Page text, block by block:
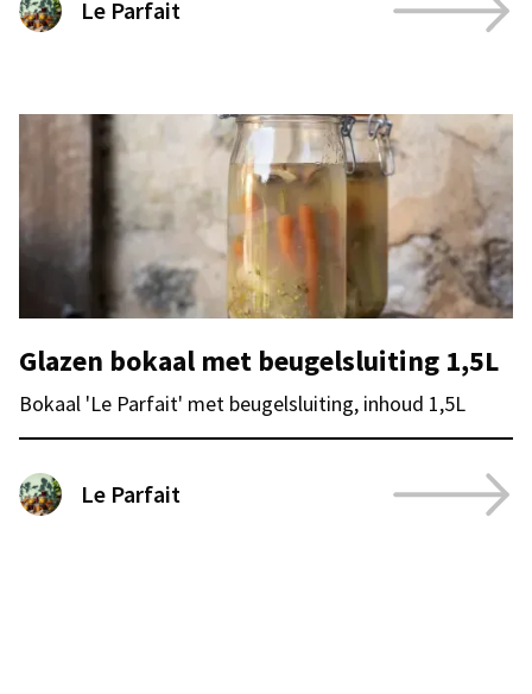
Le Parfait
Glazen bokaal met beugelsluiting 1,5L
Bokaal 'Le Parfait' met beugelsluiting, inhoud 1,5L
Le Parfait